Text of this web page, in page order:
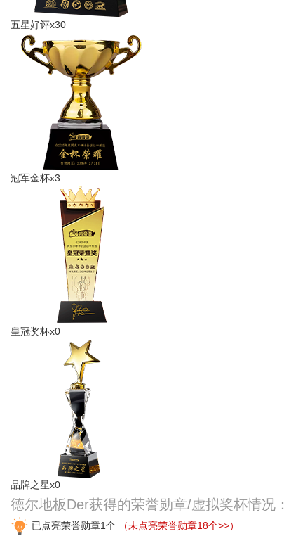
五星好评x30
冠军金杯x3
皇冠奖杯x0
品牌之星x0
德尔地板Der获得的荣誉勋章/虚拟奖杯情况：
已点亮荣誉勋章1个 （未点亮荣誉勋章18个>>）